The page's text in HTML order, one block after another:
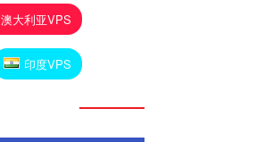
澳大利亚VPS
印度VPS